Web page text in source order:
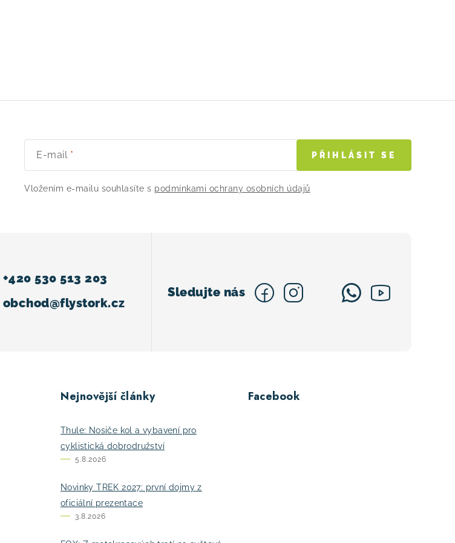
E-mail
Vložením e-mailu souhlasíte s podmínkami ochrany osobních údajů
PŘIHLÁSIT SE
obchod@flystork.cz
+420 530 513 203
Nejnovější články
Thule: Nosiče kol a vybavení pro
cyklistická dobrodružství
5.8.2026
Novinky TREK 2027: první dojmy z
oficiální prezentace
3.8.2026
Facebook